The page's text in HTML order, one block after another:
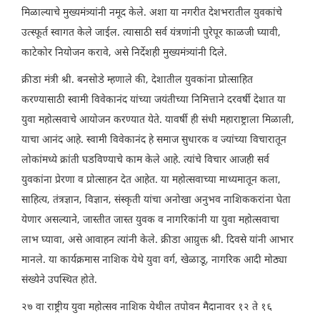
मिळाल्याचे मुख्यमंत्र्यांनी नमूद केले. अशा या नगरीत देशभरातील युवकांचे
उत्स्फूर्त स्वागत केले जाईल. त्यासाठी सर्व यंत्रणांनी पुरेपूर काळजी घ्यावी,
काटेकोर नियोजन करावे, असे निर्देशही मुख्यमंत्र्यांनी दिले.
क्रीडा मंत्री श्री. बनसोडे म्हणाले की, देशातील युवकांना प्रोत्साहित
करण्यासाठी स्वामी विवेकानंद यांच्या जयंतीच्या निमित्ताने दरवर्षी देशात या
युवा महोत्सवाचे आयोजन करण्यात येते. यावर्षी ही संधी महाराष्ट्राला मिळाली,
याचा आनंद आहे. स्वामी विवेकानंद हे समाज सुधारक व ज्यांच्या विचारातून
लोकांमध्ये क्रांती घडविण्याचे काम केले आहे. त्यांचे विचार आजही सर्व
युवकांना प्रेरणा व प्रोत्साहन देत आहेत. या महोत्सवाच्या माध्यमातून कला,
साहित्य, तंत्रज्ञान, विज्ञान, संस्कृती यांचा अनोखा अनुभव नाशिककरांना घेता
येणार असल्याने, जास्तीत जास्त युवक व नागरिकांनी या युवा महोत्सवाचा
लाभ घ्यावा, असे आवाहन त्यांनी केले. क्रीडा आय़ुक्त श्री. दिवसे यांनी आभार
मानले. या कार्यक्रमास नाशिक येथे युवा वर्ग, खेळाडू, नागरिक आदी मोठ्या
संख्येने उपस्थित होते.
२७ वा राष्ट्रीय युवा महोत्सव नाशिक येथील तपोवन मैदानावर १२ ते १६